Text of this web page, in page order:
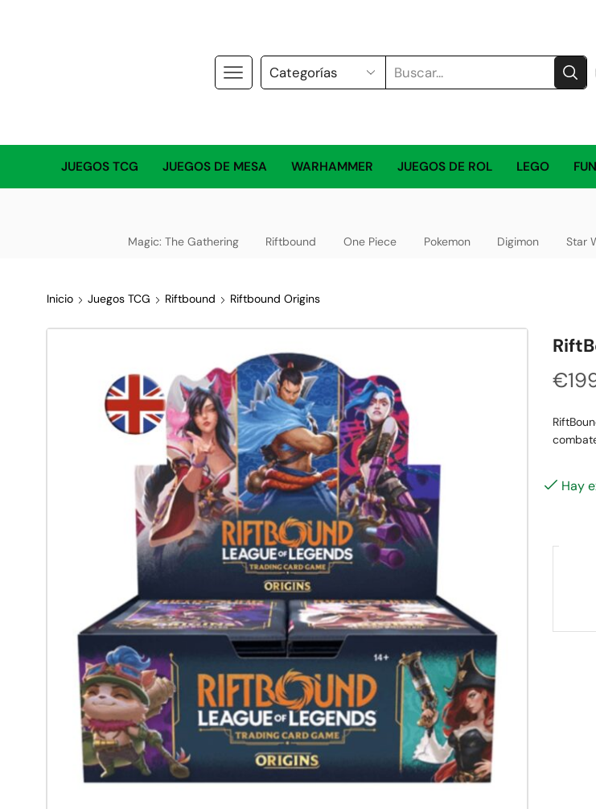
JUEGOS TCG JUEGOS DE MESA WARHAMMER JUEGOS DE ROL LEGO
Magic: The Gathering Riftbound One Piece Pokemon Digimon Star
Inicio Juegos TCG Riftbound Riftbound Origins
€
Hay